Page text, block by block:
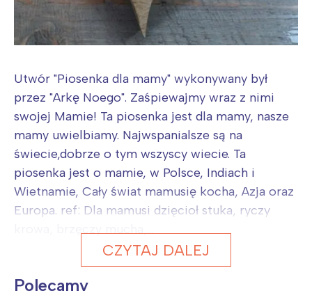
Utwór "Piosenka dla mamy" wykonywany był
przez "Arkę Noego". Zaśpiewajmy wraz z nimi
swojej Mamie! Ta piosenka jest dla mamy, nasze
mamy uwielbiamy. Najwspanialsze są na
świecie,dobrze o tym wszyscy wiecie. Ta
piosenka jest o mamie, w Polsce, Indiach i
Wietnamie, Cały świat mamusię kocha, Azja oraz
Europa. ref: Dla mamusi dzięcioł stuka, ryczy
CZYTAJ DALEJ
Polecamy